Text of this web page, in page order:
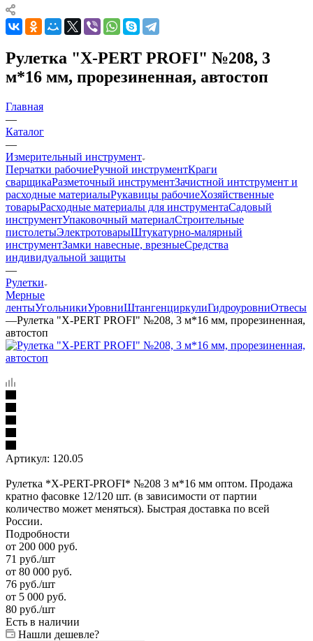
Рулетка "X-PERT PROFI" №208, 3
м*16 мм, прорезиненная, автостоп
Главная
—
Каталог
—
Измерительный инструмент
Перчатки рабочиеРучной инструментКраги
сварщикаРазметочный инструментЗачистной интструмент и
расходные материалыРукавицы рабочиеХозяйственные
товарыРасходные материалы для инструментаСадовый
инструментУпаковочный материалСтроительные
пистолетыЭлектротоварыШтукатурно-малярный
инструментЗамки навесные, врезныеСредства
индивидуальной защиты
—
Рулетки
Мерные
лентыУгольникиУровниШтангенциркулиГидроуровниОтвесы
—Рулетка "X-PERT PROFI" №208, 3 м*16 мм, прорезиненная,
автостоп
Артикул: 120.05
Рулетка *X-PERT-PROFI* №208 3 м*16 мм оптом. Продажа
кратно фасовке 12/120 шт. (в зависимости от партии
количество может меняться). Быстрая доставка по всей
России.
Подробности
от 200 000 руб.
71 руб./шт
от 80 000 руб.
76 руб./шт
от 5 000 руб.
80 руб./шт
Есть в наличии
Нашли дешевле?